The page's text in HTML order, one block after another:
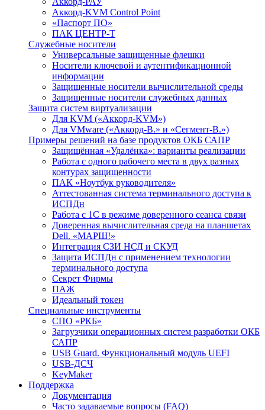
Аккорд-KVM Control Point
«Паспорт ПО»
ПАК ЦЕНТР-Т
Служебные носители
Универсальные защищенные флешки
Носители ключевой и аутентификационной
информации
Защищенные носители вычислительной среды
Защищенные носители служебных данных
Защита систем виртуализации
Для KVM («Аккорд-KVM»)
Для VMware («Аккорд-В.» и «Сегмент-В.»)
Примеры решений на базе продуктов ОКБ САПР
Защищённая «Удалёнка»: варианты реализации
Работа с одного рабочего места в двух разных
контурах защищенности
ПАК «Ноутбук руководителя»
Аттестованная система терминального доступа к
ИСПДн
Работа с 1С в режиме доверенного сеанса связи
Доверенная вычислительная среда на планшетах
Dell. «МАРШ!»
Интеграция СЗИ НСД и СКУД
Защита ИСПДн с применением технологии
терминального доступа
Секрет Фирмы
ПАЖ
Идеальный токен
Специальные инструменты
СПО «РКБ»
Загрузчики операционных систем разработки ОКБ
САПР
USB Guard. Функциональный модуль UEFI
USB-ДСЧ
KeyMaker
Поддержка
Документация
Часто задаваемые вопросы (FAQ)